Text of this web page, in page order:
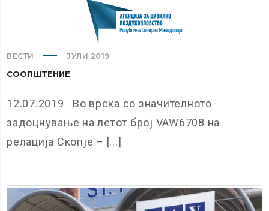
ВЕСТИ ЈУЛИ 2019
СООПШТЕНИЕ
12.07.2019 Во врска со значителното
задоцнување на летот број VAW6708 на
релација Скопје – [...]